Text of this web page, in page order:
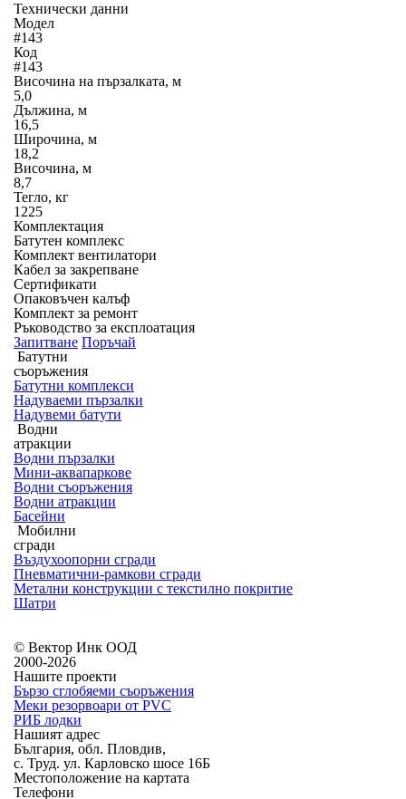
Технически данни
Модел
#143
Код
#143
Височина на пързалката, м
5,0
Дължина, м
16,5
Широчина, м
18,2
Височина, м
8,7
Тегло, кг
1225
Комплектация
Батутен комплекс
Комплект вентилатори
Кабел за закрепване
Сертификати
Опаковъчен калъф
Комплект за ремонт
Ръководство за експлоатация
Запитване Поръчай
Батутни
съоръжения
Батутни комплекси
Надуваеми пързалки
Надувеми батути
Водни
атракции
Водни пързалки
Мини-аквапаркове
Водни съоръжения
Водни атракции
Басейни
Мобилни
сгради
Въздухоопорни сгради
Пневматични-рамкови сгради
Метални конструкции с текстилно покритие
Шатри
© Вектор Инк ООД
2000-2026
Нашите проекти
Бързо сглобяеми съоръжения
Меки резорвоари от PVC
РИБ лодки
Нашият адрес
България, обл. Пловдив,
с. Труд. ул. Карловско шосе 16Б
Местоположение на картата
Телефони